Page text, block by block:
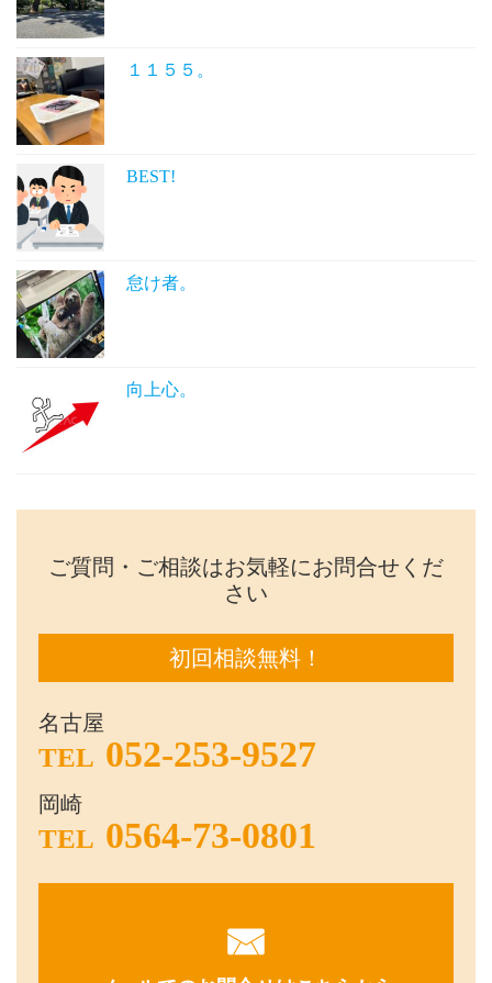
１１５５。
BEST!
怠け者。
向上心。
ご質問・ご相談はお気軽にお問合せくだ
さい
初回相談無料！
名古屋
TEL 052-253-9527
岡崎
TEL 0564-73-0801